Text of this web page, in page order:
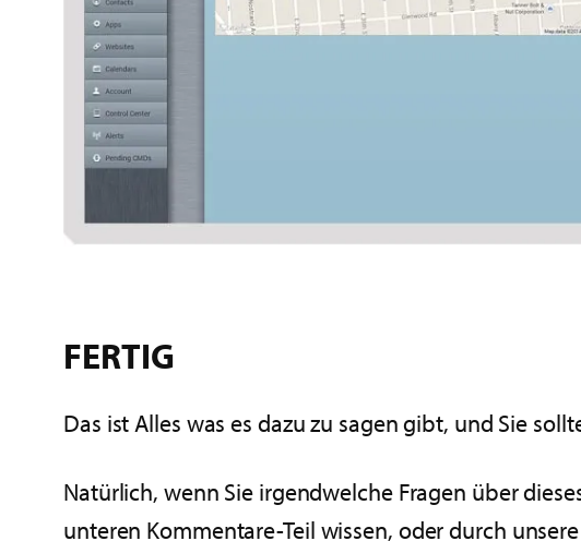
FERTIG
Das ist Alles was es dazu zu sagen gibt, und Sie
Natürlich, wenn Sie irgendwelche Fragen über
unteren Kommentare-Teil wissen, oder durch